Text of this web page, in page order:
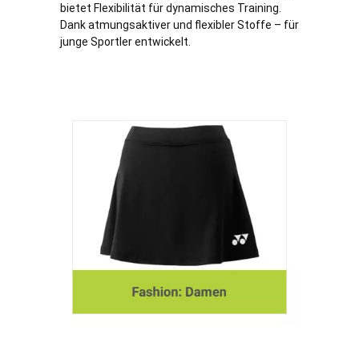
bietet Flexibilität für dynamisches Training.
Dank atmungsaktiver und flexibler Stoffe – für
junge Sportler entwickelt.